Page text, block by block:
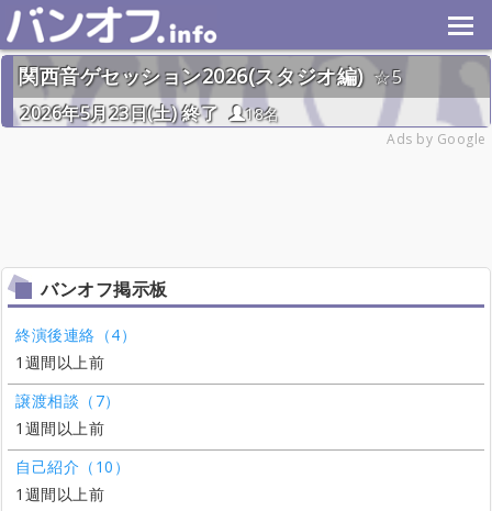
関西音ゲセッション2026(スタジオ編)
5
2026年5月23日(土) 終了
18名
Ads by Google
バンオフ掲示板
終演後連絡（4）
1週間以上前
譲渡相談（7）
1週間以上前
自己紹介（10）
1週間以上前